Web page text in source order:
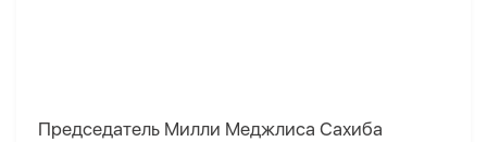
Председатель Милли Меджлиса Сахиба